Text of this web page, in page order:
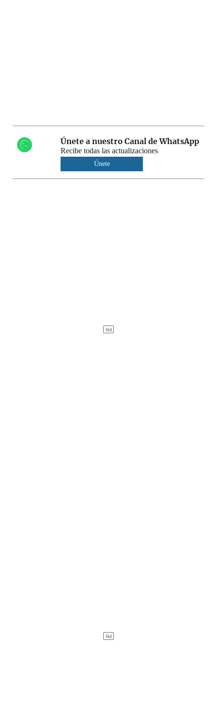
Únete a nuestro Canal de WhatsApp
Recibe todas las actualizaciones
Únete